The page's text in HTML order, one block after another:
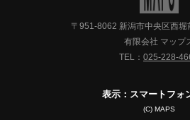
〒951-8062 新潟市中央区西
有限会社 マップ
TEL： 025-228-
表示：スマートフォ
(C) MAPS